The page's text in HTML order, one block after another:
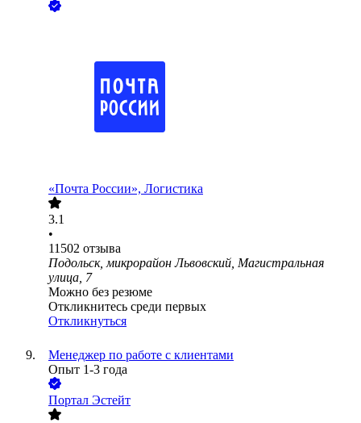
«Почта России», Логистика
3.1
•
11502 отзыва
Подольск, микрорайон Львовский, Магистральная
улица, 7
Можно без резюме
Откликнитесь среди первых
Откликнуться
Менеджер по работе с клиентами
Опыт 1-3 года
Портал Эстейт